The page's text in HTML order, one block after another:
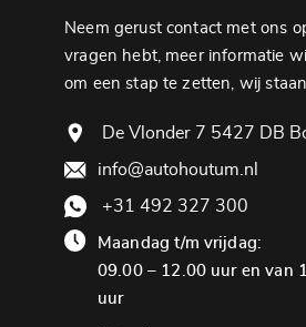
Neem gerust contact met ons
vragen hebt, meer informatie
om een ​​stap te zetten, wij
De Vlonder 7 5427 DB
info@autohoutum.nl
+31 492 327 300
Maandag t/m vrijdag:
09.00 – 12.00 uur en van
uur